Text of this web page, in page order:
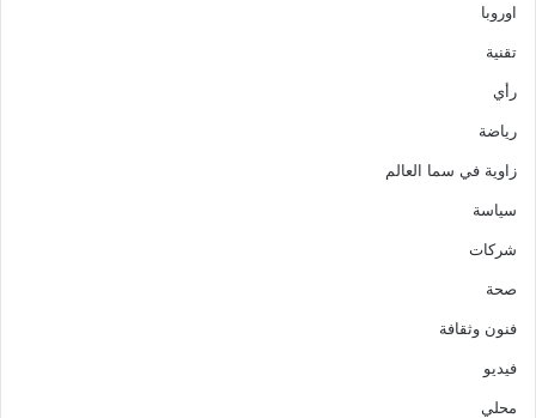
اوروبا
تقنية
رأي
رياضة
زاوية في سما العالم
سياسة
شركات
صحة
فنون وثقافة
فيديو
محلي